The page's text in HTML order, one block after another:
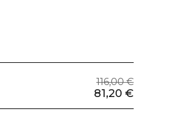
116,00 €
81,20 €